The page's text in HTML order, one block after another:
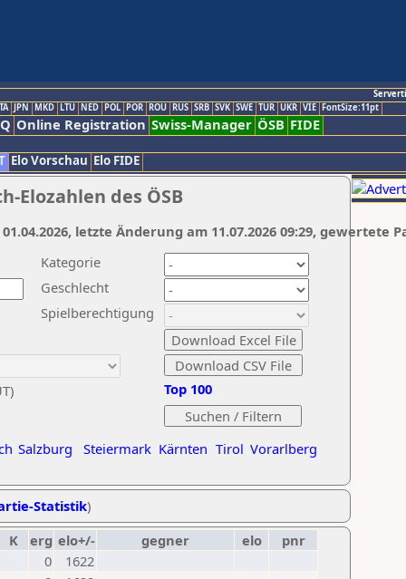
JPN MKD LTU NED POL POR ROU RUS SRB SVK SWE TUR UKR VIE FontSize:11pt
Online Registration Swiss-Manager ÖSB FIDE
Elo Vorschau Elo FIDE
Elozahlen des ÖSB
Kategorie
Geschlecht
Spielberechtigung
Salzburg Steiermark Kärnten Tirol Vorarlberg
Top 100
letzte Änderung am 11.07.2026 09:29, gewertete
Statistik)
K
erg elo+/- gegner elo
pnr
0
1622